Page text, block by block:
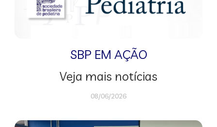
SBP EM AÇÃO
Veja mais notícias
08/06/2026